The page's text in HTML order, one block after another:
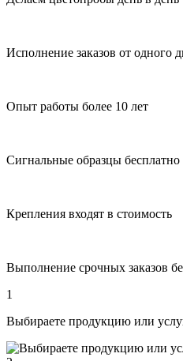
Исполнение заказов от одного
Опыт работы более 10 лет
Сигнальные образцы бесплатно
Крепления входят в стоимость
Выполнение срочных заказов
1
Выбираете продукцию или